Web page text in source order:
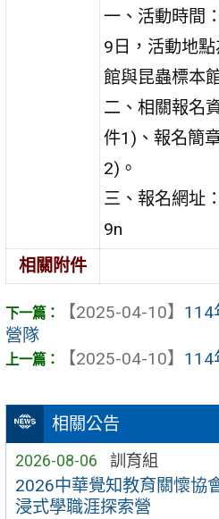
相關公告
2026-08-06 訓育組
2026中華覺知教育關懷協
浸式學職涯探索營
一、活動時間
9日，活動地
館與昆蟲標本
二、相關報名
件1)、報名簡
2)。
三、報名網址
9n
相關附件
【2025-04-10】 114
營隊
【2025-04-10】 114